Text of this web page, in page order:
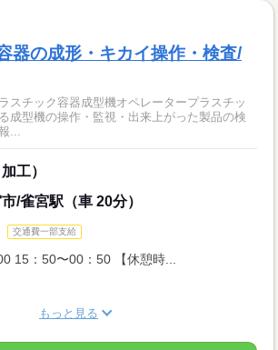
器の成形・キカイ操作・検査/
スチック容器成型機オペレータープラスチッ
成型機の操作・監視・出来上がった製品の検
...
工）
/雀宮駅（車 20分）
交通費一部支給
15：50〜00：50 【休憩時...
もっと見る